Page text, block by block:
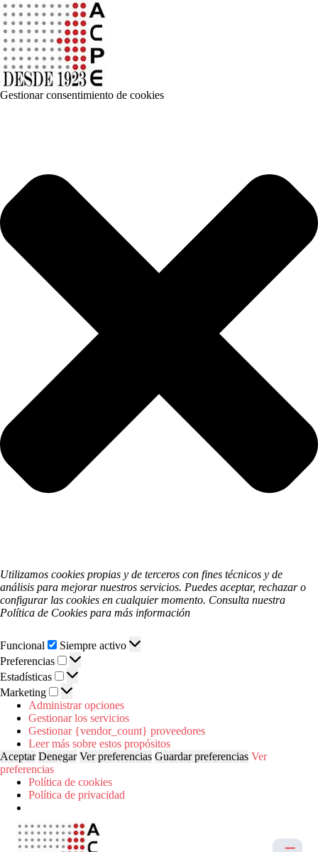
Gestionar consentimiento de cookies
Utilizamos cookies propias y de terceros con fines técnicos y de
análisis para mejorar nuestros servicios. Puedes aceptar, rechazar o
configurar las cookies en cualquier momento. Consulta nuestra
Política de Cookies para más información
Funcional Funcional
Siempre activo
Preferencias
Preferencias
Estadísticas Estadísticas
Marketing Marketing
Administrar opciones
Gestionar los servicios
Gestionar {vendor_count} proveedores
Leer más sobre estos propósitos
Aceptar Denegar Ver preferencias Guardar preferencias Ver
preferencias
Política de cookies
Política de privacidad
contenido